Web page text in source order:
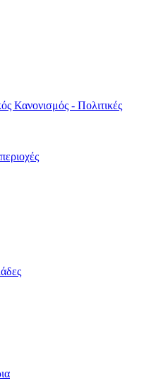
Κανονισμός - Πολιτικές